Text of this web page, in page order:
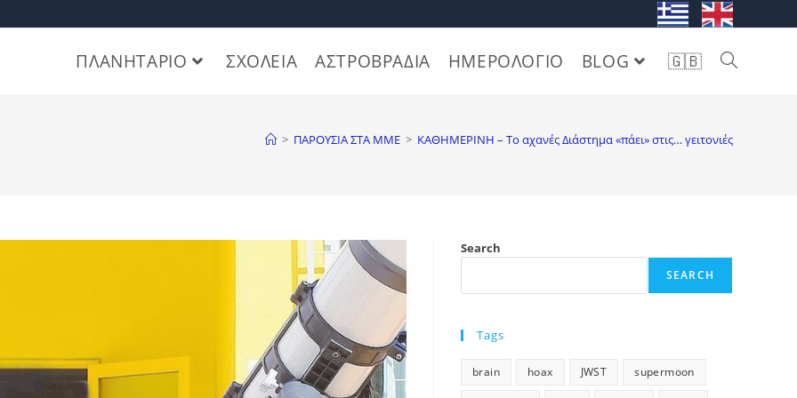
. .
ΠΛΑΝΗΤΑΡΙΟ ΣΧΟΛΕΙΑ ΑΣΤΡΟΒΡΑΔΙΑ ΗΜΕΡΟΛΟΓΙΟ BLOG 🇬🇧
> ΠΑΡΟΥΣΙΑ ΣΤΑ ΜΜΕ > ΚΑΘΗΜΕΡΙΝΗ – Το αχανές Διάστημα «πάει» στις… γειτονιές
Search
SEARCH
Tags
brain hoax JWST supermoon